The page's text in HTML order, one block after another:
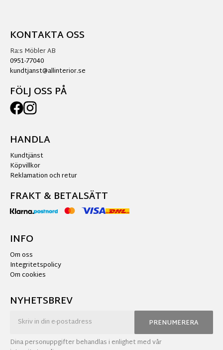
KONTAKTA OSS
Ra:s Möbler AB
0951-77040
kundtjanst@allinterior.se
FÖLJ OSS PÅ
HANDLA
Kundtjänst
Köpvillkor
Reklamation och retur
FRAKT & BETALSÄTT
INFO
Om oss
Integritetspolicy
Om cookies
NYHETSBREV
PRENUMERERA
Dina personuppgifter behandlas i enlighet med vår